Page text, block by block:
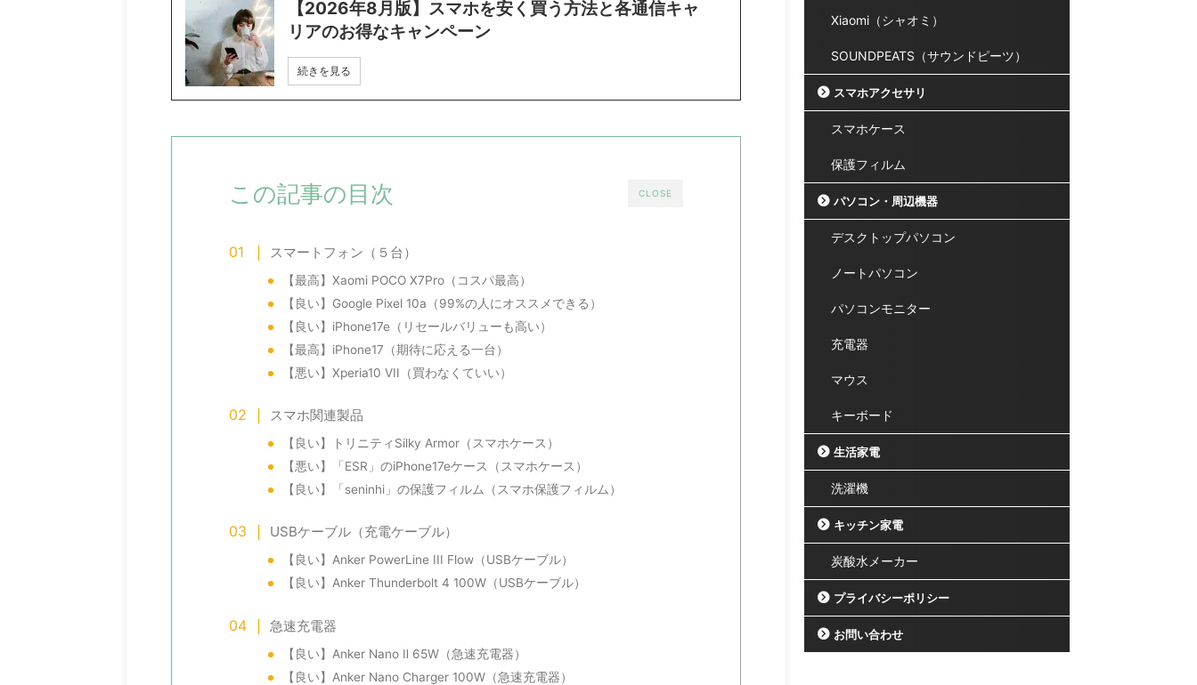
【2026年8月版】スマホを安く買う方法と各通信キャ
リアのお得なキャンペーン
続きを見る
CLOSE
この記事の目次
スマートフォン（５台）
【最高】Xaomi POCO X7Pro（コスパ最高）
【良い】Google Pixel 10a（99%の人にオススメできる）
【良い】iPhone17e（リセールバリューも高い）
【最高】iPhone17（期待に応える一台）
【悪い】Xperia10 VII（買わなくていい）
スマホ関連製品
【良い】トリニティSilky Armor（スマホケース）
【悪い】「ESR」のiPhone17eケース（スマホケース）
【良い】「seninhi」の保護フィルム（スマホ保護フィルム）
USBケーブル（充電ケーブル）
【良い】Anker PowerLine III Flow（USBケーブル）
【良い】Anker Thunderbolt 4 100W（USBケーブル）
急速充電器
【良い】Anker Nano Ⅱ 65W（急速充電器）
【良い】Anker Nano Charger 100W（急速充電器）
Xiaomi（シャオミ）
SOUNDPEATS（サウンドピーツ）
スマホアクセサリ
スマホケース
保護フィルム
パソコン・周辺機器
デスクトップパソコン
ノートパソコン
パソコンモニター
充電器
マウス
キーボード
生活家電
洗濯機
キッチン家電
炭酸水メーカー
プライバシーポリシー
お問い合わせ